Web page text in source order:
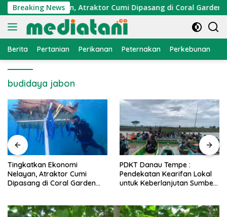
Langsung
ke
konten
Breaking News
Nelayan, Atraktor Cumi Dipasang di Coral Garden
Berita Pertanian Perikanan Peternakan Perkebunan
budidaya jabon
PDKT Danau Tempe :
Pendekatan Kearifan Lokal
untuk Keberlanjutan Sumber
Cara Mengatasi Penyakit
PMK pada Sapi Perah Secara
Alami dan Medis